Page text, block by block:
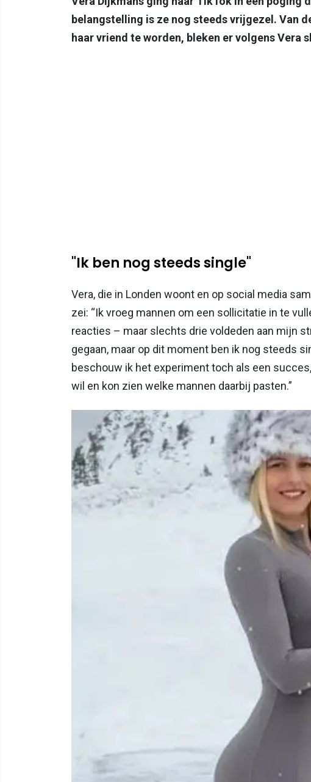
belangstelling is ze nog steeds vrijgezel. Van
haar vriend te worden, bleken er volgens Vera
"Ik ben nog steeds single"
Vera, die in Londen woont en op social media
zei: “Ik vroeg mannen om een sollicitatie in te
reacties – maar slechts drie voldeden aan mijn
gegaan, maar op dit moment ben ik nog steeds
beschouw ik het experiment toch als een
wil en kon zien welke mannen daarbij pasten.”